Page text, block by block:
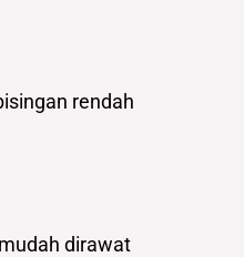
rendah
dirawat